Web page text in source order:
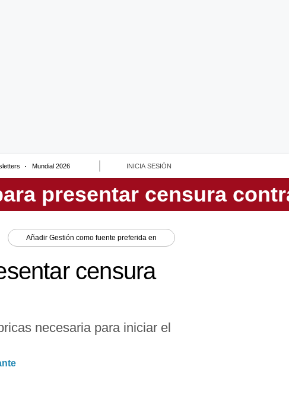
Mundial 2026 INICIA SESIÓN
Añadir Gestión como fuente preferida en
censura
necesaria para iniciar el